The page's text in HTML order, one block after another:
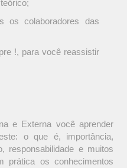
os colaboradores das
!, para você reassistir
e Externa você aprender
o que é, importância,
responsabilidade e muitos
prática os conhecimentos